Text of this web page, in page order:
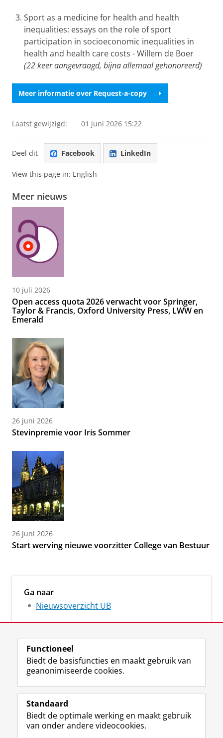
Sport as a medicine for health and health
inequalities: essays on the role of sport
participation in socioeconomic inequalities in
health and health care costs - Willem de Boer
(22 keer aangevraagd, bijna allemaal gehonoreerd)
Meer informatie over Request-a-copy
Laatst gewijzigd: 01 juni 2026 15:22
Deel dit Facebook LinkedIn
View this page in: English
Meer nieuws
10 juli 2026
Open access quota 2026 verwacht voor Springer,
Taylor & Francis, Oxford University Press, LWW en
Emerald
26 juni 2026
Stevinpremie voor Iris Sommer
26 juni 2026
Start werving nieuwe voorzitter College van Bestuur
Ga naar
Nieuwsoverzicht UB
Volg ons op
M
a
t
o
I
n
t
De UB voor medewerkers
Functioneel
Biedt de basisfuncties en maakt gebruik van
geanonimiseerde cookies.
Standaard
Biedt de optimale werking en maakt gebruik
van onder andere videocookies.